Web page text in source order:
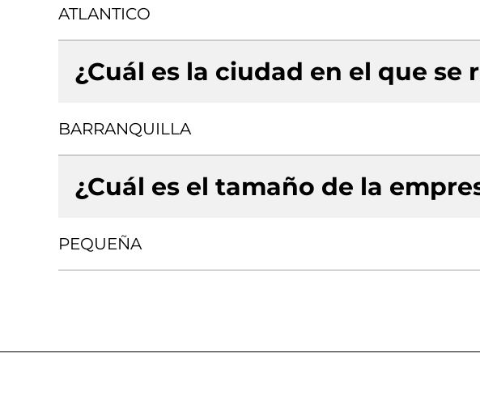
ATLANTICO
¿Cuál es la ciudad en el que se
BARRANQUILLA
¿Cuál es el tamaño de la
PEQUEÑA